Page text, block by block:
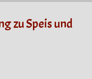
zu Speis und